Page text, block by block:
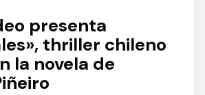
presenta
thriller chileno
la novela de